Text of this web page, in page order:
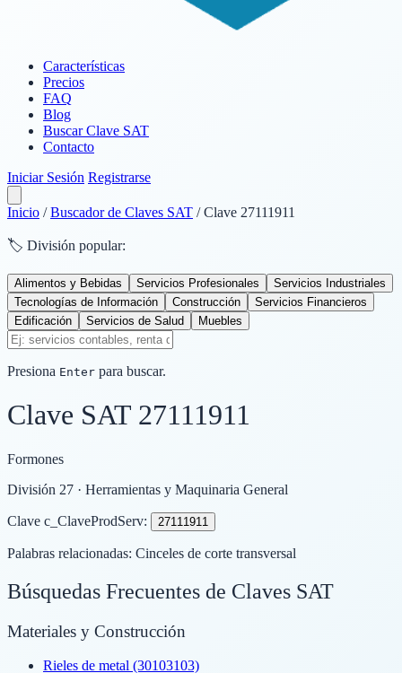
Características
Precios
FAQ
Blog
Buscar Clave SAT
Contacto
Iniciar Sesión Registrarse
Inicio / Buscador de Claves SAT / Clave 27111911
🏷️ División popular:
Alimentos y Bebidas Servicios Profesionales
Servicios Industriales
Tecnologías de Información
Construcción
Servicios Financieros
Edificación
Servicios de Salud Muebles
Presiona Enter para buscar.
Clave SAT 27111911
Formones
División 27 · Herramientas y Maquinaria General
Clave c_ClaveProdServ: 27111911
Palabras relacionadas: Cinceles de corte transversal
Búsquedas Frecuentes de Claves SAT
Materiales y Construcción
Rieles de metal (30103103)